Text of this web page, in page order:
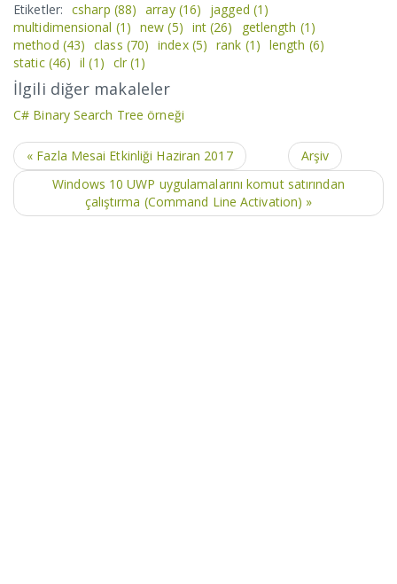
Etiketler: csharp (88) array (16) jagged (1)
multidimensional (1) new(5) int(26) getlength (1)
method (43) class (70) index (5) rank (1) length (6)
static (46) il(1) clr(1)
İlgili diğer makaleler
C# Binary Search Tree örneği
« Fazla Mesai Etkinliği Haziran 2017
Arşiv
Windows 10 UWP uygulamalarını komut satırından
çalıştırma (Command Line Activation) »